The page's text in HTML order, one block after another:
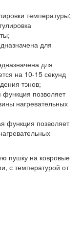
температуры;
для
для
на 10-15 секунд
тэнов;
позволяет
нагревательных
функция позволяет
пушку на ковровые
с температурой от